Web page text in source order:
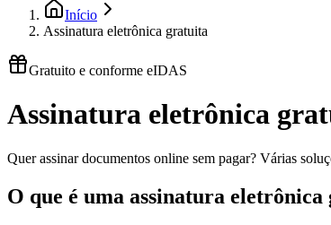
Início
Assinatura eletrônica gratuita
Gratuito e conforme eIDAS
Assinatura eletrônica
Quer assinar documentos online sem pagar? Várias
O que é uma assinatura